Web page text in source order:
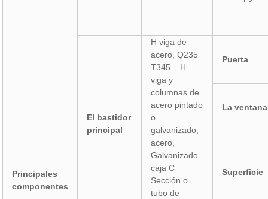
Principales
componentes
El bastidor
principal
H viga de
acero, Q235
T345 H
viga y
columnas de
acero pintado
o
galvanizado,
acero,
Galvanizado
caja C
Sección o
tubo de
Puerta
La ventana
Superficie